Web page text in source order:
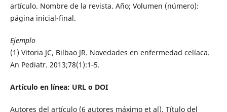
artículo. Nombre de la revista. Año; Volumen (número):
página inicial-final.
Ejemplo
(1) Vitoria JC, Bilbao JR. Novedades en enfermedad celíaca.
An Pediatr. 2013;78(1):1‐5.
Artículo en línea: URL o DOI
Autores del artículo (6 autores máximo et al). Título del